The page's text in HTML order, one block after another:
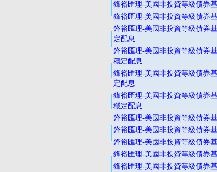
鋒裕匯理-美國非投資等級債券
鋒裕匯理-美國非投資等級債券
鋒裕匯理-美國非投資等級債券
定配息
鋒裕匯理-美國非投資等級債券
穩定配息
鋒裕匯理-美國非投資等級債券
定配息
鋒裕匯理-美國非投資等級債券
穩定配息
鋒裕匯理-美國非投資等級債券
鋒裕匯理-美國非投資等級債券
鋒裕匯理-美國非投資等級債券
鋒裕匯理-美國非投資等級債券
鋒裕匯理-美國非投資等級債券